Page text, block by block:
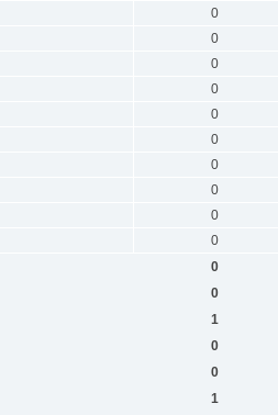
0
0
0
0
0
0
0
0
0
0
0
0
1
0
0
1